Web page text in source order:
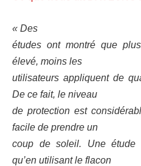
« Des
études ont montré que
élevé, moins les
utilisateurs appliquent de
De ce fait, le niveau
de protection est
facile de prendre un
coup de soleil. Une étude
qu’en utilisant le flacon